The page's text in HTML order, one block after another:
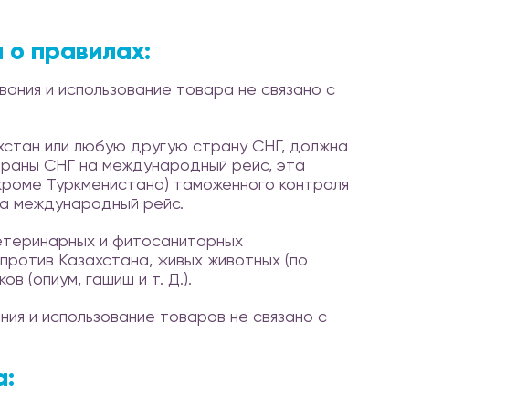
правилах:
и использование товара не связано с
или любую другую страну СНГ, должна
СНГ на международный рейс, эта
Туркменистана) таможенного контроля
международный рейс.
и фитосанитарных
Казахстана, живых животных (по
(опиум, гашиш и т. Д.).
и использование товаров не связано с